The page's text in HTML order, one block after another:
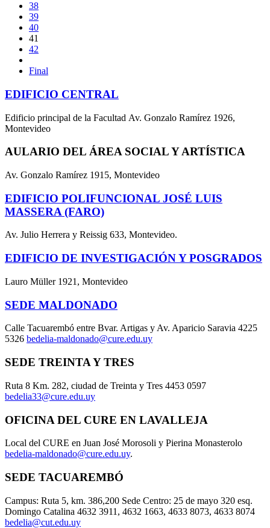
38
39
40
41
42
Final
EDIFICIO CENTRAL
Edificio principal de la Facultad Av. Gonzalo Ramírez 1926,
Montevideo
AULARIO DEL ÁREA SOCIAL Y ARTÍSTICA
Av. Gonzalo Ramírez 1915, Montevideo
EDIFICIO POLIFUNCIONAL JOSÉ LUIS
MASSERA (FARO)
Av. Julio Herrera y Reissig 633, Montevideo.
EDIFICIO DE INVESTIGACIÓN Y POSGRADOS
Lauro Müller 1921, Montevideo
SEDE MALDONADO
Calle Tacuarembó entre Bvar. Artigas y Av. Aparicio Saravia 4225
5326 bedelia-maldonado@cure.edu.uy
SEDE TREINTA Y TRES
Ruta 8 Km. 282, ciudad de Treinta y Tres 4453 0597
bedelia33@cure.edu.uy
OFICINA DEL CURE EN LAVALLEJA
Local del CURE en Juan José Morosoli y Pierina Monasterolo
bedelia-maldonado@cure.edu.uy.
SEDE TACUAREMBÓ
Campus: Ruta 5, km. 386,200 Sede Centro: 25 de mayo 320 esq.
Domingo Catalina 4632 3911, 4632 1663, 4633 8073, 4633 8074
bedelia@cut.edu.uy